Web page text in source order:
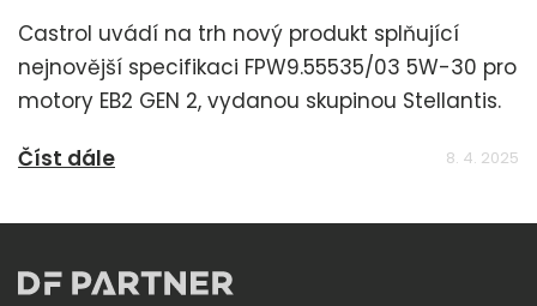
Castrol uvádí na trh nový produkt splňující
nejnovější specifikaci FPW9.55535/03 5W-30 pro
motory EB2 GEN 2, vydanou skupinou Stellantis.
Číst dále
8. 4. 2025